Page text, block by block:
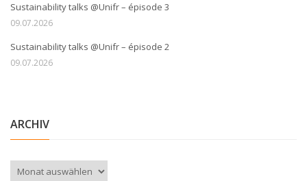
Sustainability talks @Unifr – épisode 3
09.07.2026
Sustainability talks @Unifr – épisode 2
09.07.2026
ARCHIV
Archiv